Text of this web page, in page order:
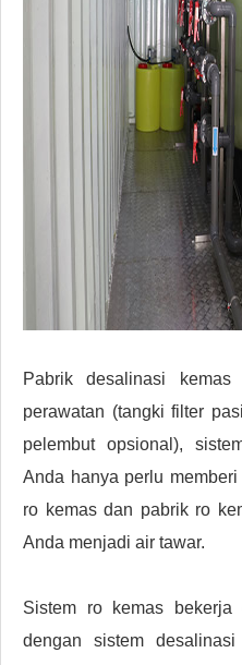
Pabrik desalinasi
perawatan (tangki filter
pelembut opsional),
Anda hanya perlu
ro kemas dan pabrik ro
Anda menjadi air tawar.
Sistem ro kemas
dengan sistem